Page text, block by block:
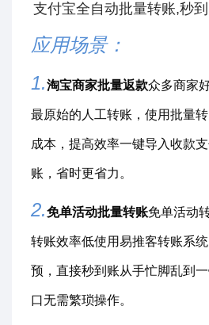
支付宝全自动批量转账,秒
应用场景：
1.淘宝商家批量返款众多商家
最原始的人工转账，使用批量
成本，提高效率一键导入收款
账，省时更省力。
2.免单活动批量转账免单活动
转账效率低使用易推客转账系
预，直接秒到账从手忙脚乱到
口无需繁琐操作。